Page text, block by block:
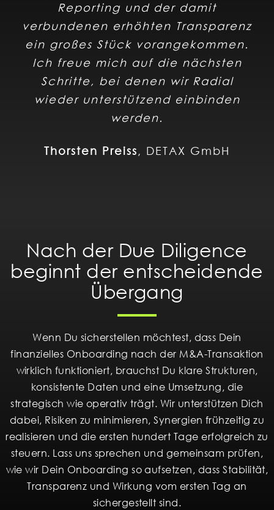
Reporting und der damit
verbundenen erhöhten Transparenz
ein großes Stück vorangekommen.
Ich freue mich auf die nächsten
Schritte, bei denen wir Radial
wieder unterstützend einbinden
werden.
Thorsten Preiss, DETAX GmbH
Nach der Due Diligence
beginnt der entscheidende
Übergang
Wenn Du sicherstellen möchtest, dass Dein
finanzielles Onboarding nach der M&A-Transaktion
wirklich funktioniert, brauchst Du klare Strukturen,
konsistente Daten und eine Umsetzung, die
strategisch wie operativ trägt. Wir unterstützen Dich
dabei, Risiken zu minimieren, Synergien frühzeitig zu
realisieren und die ersten hundert Tage erfolgreich zu
steuern. Lass uns sprechen und gemeinsam prüfen,
wie wir Dein Onboarding so aufsetzen, dass Stabilität,
Transparenz und Wirkung vom ersten Tag an
sichergestellt sind.